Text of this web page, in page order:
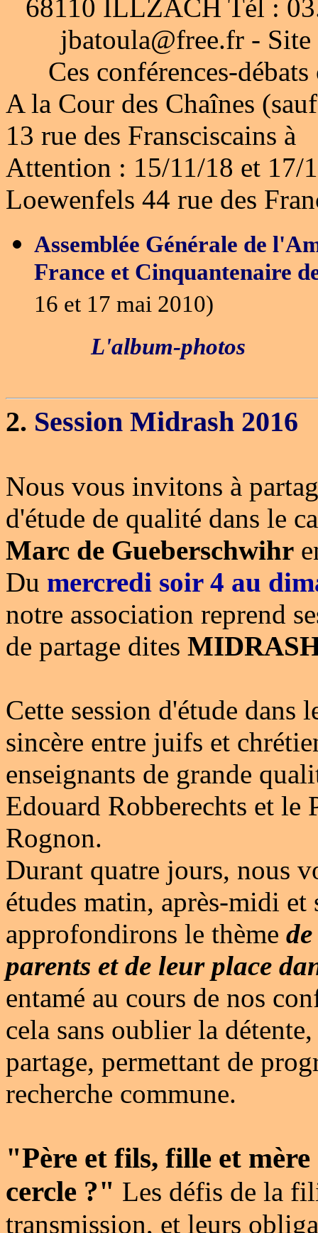
68110 ILLZACH Tél :
jbatoula@free.fr -
Ces conférences-débats
A la Cour des Chaînes
13 rue des
Attention : 15/11/18 et 17/
Loewenfels 44 rue des
Assemblée Générale de
France et Cinquantenaire
16 et 17 mai 2010)
L'album-photos
2. Session Midrash 2016
Nous vous invitons à
d'étude de qualité dans le
Marc de Gueberschwihr
Du mercredi soir 4 au
notre association reprend
de partage dites
Cette session d'étude dans
sincère entre juifs et
enseignants de grande
Edouard Robberechts et le
Rognon.
Durant quatre jours, nous
études matin, après-midi et
approfondirons le thème
parents et de leur place
entamé au cours de nos
cela sans oublier la
partage, permettant de
recherche commune.
"Père et fils, fille et
cercle ?" Les défis de la
transmission, et leurs